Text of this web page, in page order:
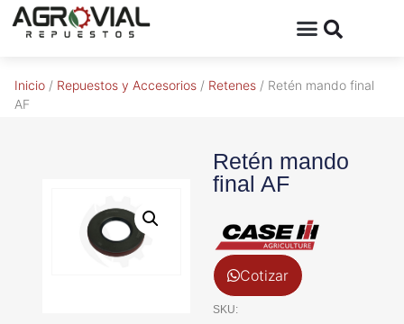
Inicio / Repuestos y Accesorios / Retenes / Retén mando final
AF
Retén mando
final AF
Cotizar
SKU: